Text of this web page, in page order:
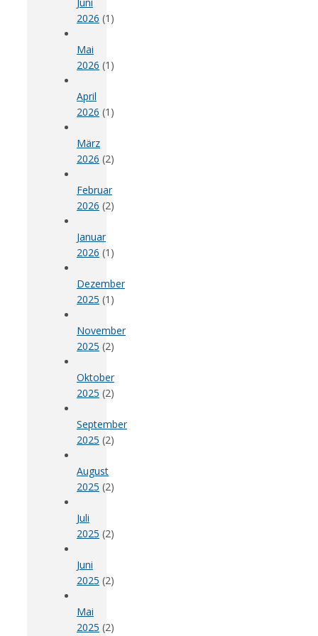
Juni
2026 (1)
Mai
2026 (1)
April
2026 (1)
März
2026 (2)
Februar
2026 (2)
Januar
2026 (1)
Dezember
2025 (1)
November
2025 (2)
Oktober
2025 (2)
September
2025 (2)
August
2025 (2)
Juli
2025 (2)
Juni
2025 (2)
Mai
2025 (2)